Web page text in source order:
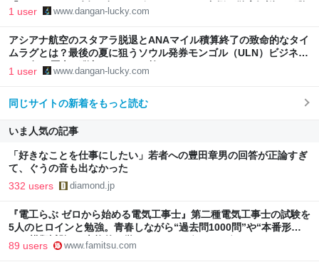
「NOLL」への移行、知られざるインフラの裏側を徹底解説！ - 弾
丸トラベルは怖くない!
1 user www.dangan-lucky.com
アシアナ航空のスタアラ脱退とANAマイル積算終了の致命的なタイ
ムラグとは？最後の夏に狙うソウル発券モンゴル（ULN）ビジネス
と25年の歴史 - 弾丸トラベルは怖くない!
1 user www.dangan-lucky.com
同じサイトの新着をもっと読む
いま人気の記事
「好きなことを仕事にしたい」若者への豊田章男の回答が正論すぎ
て、ぐうの音も出なかった
332 users diamond.jp
『電工らぶ ゼロから始める電気工事士』第二種電気工事士の試験を
5人のヒロインと勉強。青春しながら“過去問1000問”や“本番形式
CBT模擬試験”で本格的に学べるノベルゲーム | ゲーム・エンタメ
最新情報のファミ通.com
89 users www.famitsu.com